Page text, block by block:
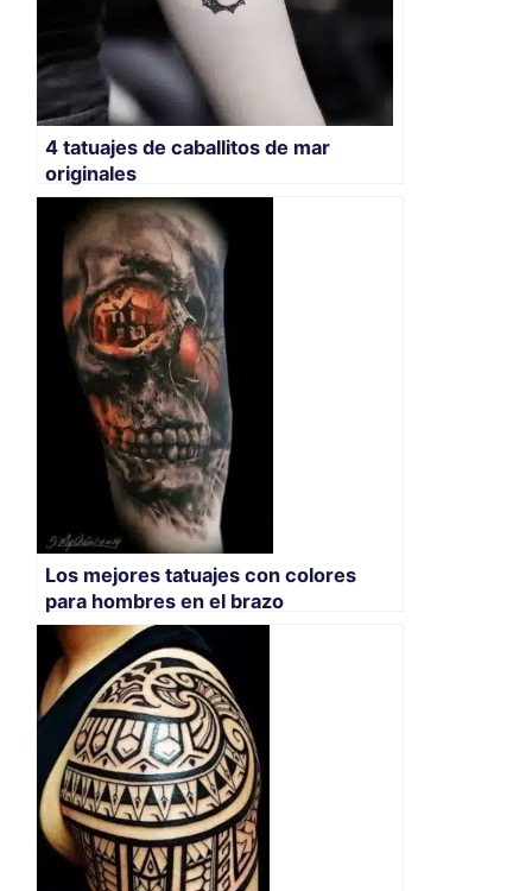
4 tatuajes de caballitos de mar
originales
Los mejores tatuajes con colores
para hombres en el brazo